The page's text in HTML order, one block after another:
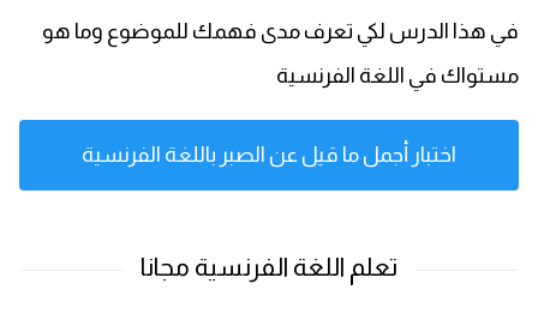
في هذا الدرس لكي تعرف مدى فهمك للموضوع وما هو
مستواك في اللغة الفرنسية
اختبار أجمل ما قيل عن الصبر باللغة الفرنسية